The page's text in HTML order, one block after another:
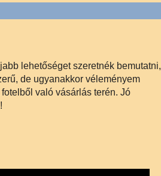
lehetőséget szeretnék bemutatni,
de ugyanakkor véleményem
való vásárlás terén. Jó